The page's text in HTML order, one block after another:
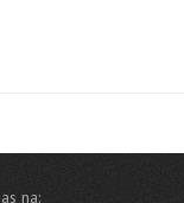
na: